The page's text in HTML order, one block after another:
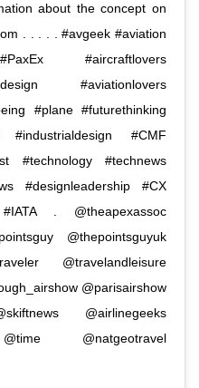
about the concept on
. . . . . #avgeek #aviation
#aircraftlovers
#aviationlovers
#plane #futurethinking
#industrialdesign #CMF
#technology #technews
#designleadership #CX
. @theapexassoc
@thepointsguyuk
@travelandleisure
@parisairshow
@airlinegeeks
@natgeotravel